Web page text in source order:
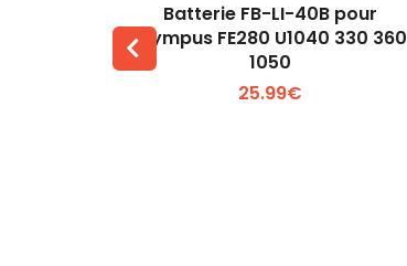
Voir plus +
Batterie FB-LI-40B pour
Olympus FE280 U1040 330 360
1050
25.99€